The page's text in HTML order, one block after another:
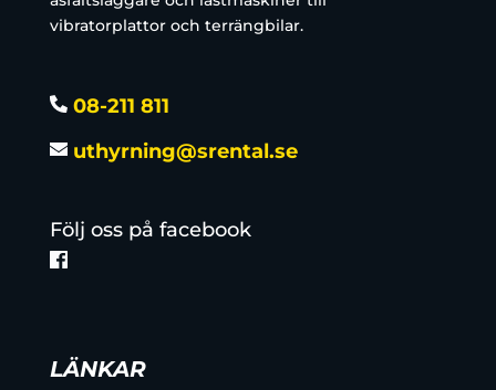
vibratorplattor och terrängbilar.
08-211 811
uthyrning@srental.se
Följ oss på facebook
LÄNKAR